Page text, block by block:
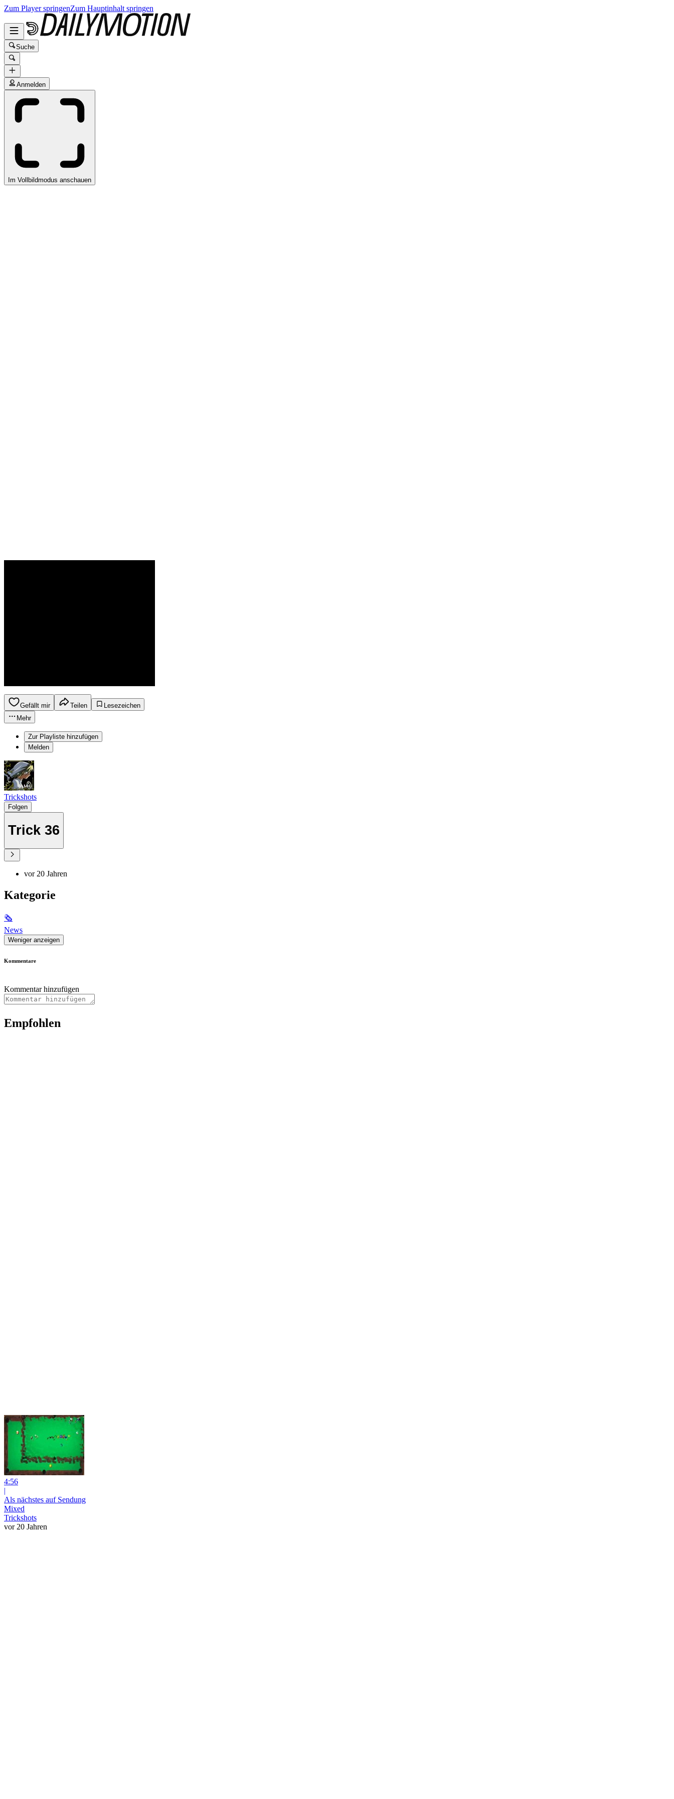
Zum Player springenZum Hauptinhalt springen
Suche
Anmelden
Im Vollbildmodus anschauen
Gefällt mir Teilen
Lesezeichen
Mehr
Zur Playliste hinzufügen
Melden
Trickshots
Folgen
Trick 36
vor 20 Jahren
Kategorie
🗞
News
Weniger anzeigen
Kommentare
Kommentar hinzufügen
Empfohlen
4:56
|
Als nächstes auf Sendung
Mixed
Trickshots
vor 20 Jahren